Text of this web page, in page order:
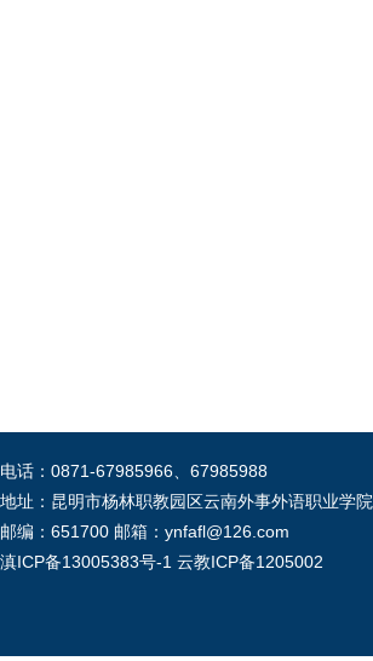
电话：0871-67985966、67985988
地址：昆明市杨林职教园区云南外事外语职业学院
邮编：651700 邮箱：ynfafl@126.com
滇ICP备13005383号-1 云教ICP备1205002